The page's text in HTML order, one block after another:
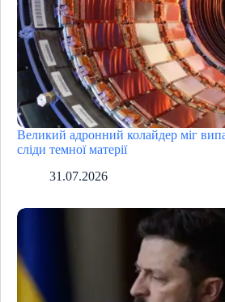
Великий адронний колайдер міг
сліди темної матерії
31.07.2026